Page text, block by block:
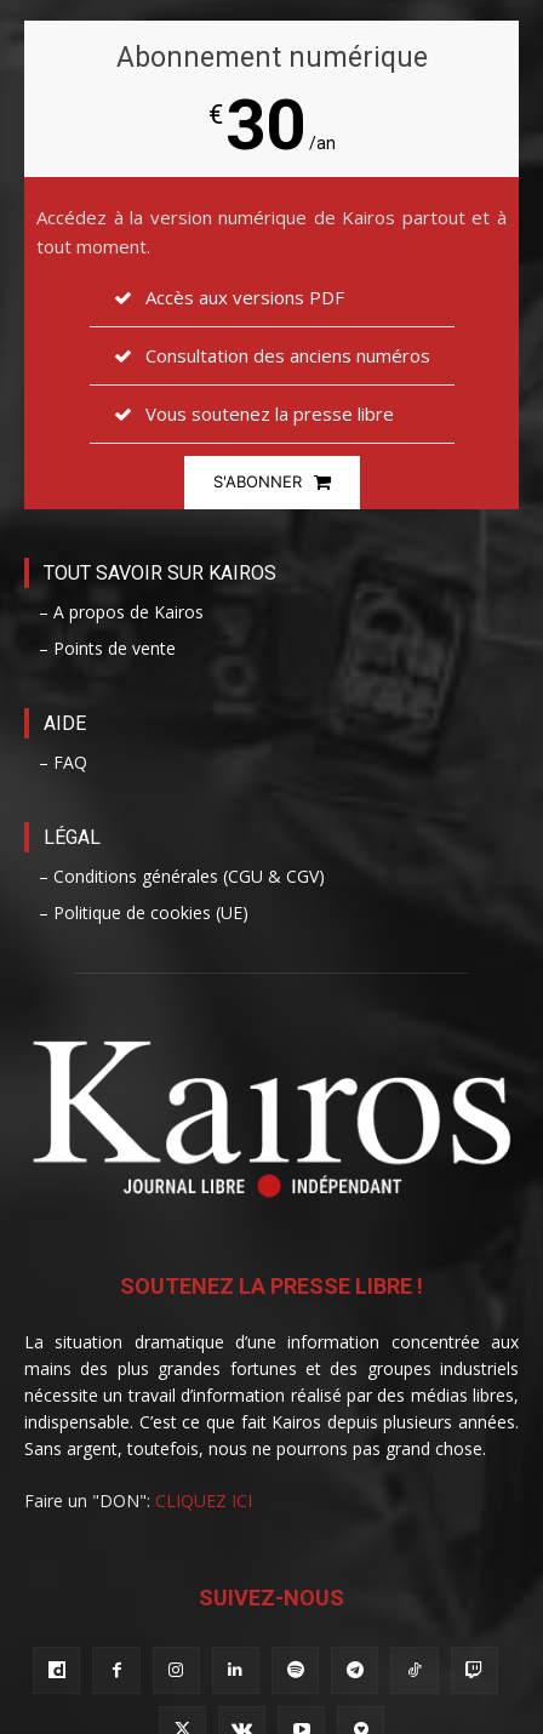
Abonnement numérique
€30 /an
Accédez à la version numérique de Kairos partout et à
tout moment.
Accès aux versions PDF
Consultation des anciens numéros
Vous soutenez la presse libre
S'ABONNER
TOUT SAVOIR SUR KAIROS
– A propos de Kairos
– Points de vente
AIDE
– FAQ
LÉGAL
– Conditions générales (CGU & CGV)
– Politique de cookies (UE)
SOUTENEZ LA PRESSE LIBRE !
La situation dramatique d’une information concentrée aux
mains des plus grandes fortunes et des groupes industriels
nécessite un travail d’information réalisé par des médias libres,
indispensable. C’est ce que fait Kairos depuis plusieurs années.
Sans argent, toutefois, nous ne pourrons pas grand chose.
Faire un "DON": CLIQUEZ ICI
SUIVEZ-NOUS